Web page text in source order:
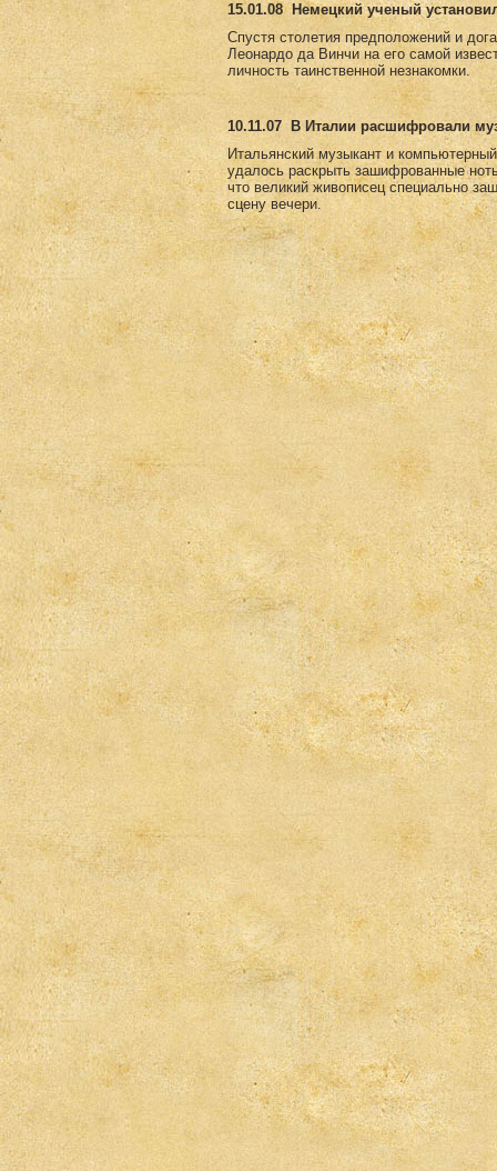
15.01.08 Немецкий ученый
Спустя столетия предположений и
Леонардо да Винчи на его самой
личность таинственной незнакомки.
10.11.07
В Италии расшифровали
Итальянский музыкант и
удалось раскрыть зашифрованные
что великий живописец специально
сцену вечери.